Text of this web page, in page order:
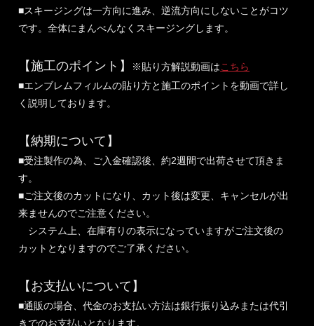
■スキージングは一方向に進み、逆流方向にしないことがコツ
です。全体にまんべんなくスキージングします。
【施工のポイント】 ※貼り方解説動画はこちら
■エンブレムフィルムの貼り方と施工のポイントを動画で詳し
く説明しております。
【納期について】
■受注製作の為、ご入金確認後、約2週間で出荷させて頂きま
す。
■ご注文後のカットになり、カット後は変更、キャンセルが出
来ませんのでご注意ください。
システム上、在庫有りの表示になっていますがご注文後の
カットとなりますのでご了承ください。
【お支払いについて】
■通販の場合、代金のお支払い方法は銀行振り込みまたは代引
きでのお支払いとなります。